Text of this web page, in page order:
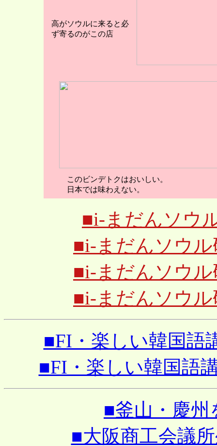
高がソウルに来ると必
ず寄るのがこの店
このビンデトクはおいしい。
日本では味わえない。
■i-まだんソウ
■i-まだんソウ
■i-まだんソウ
■i-まだんソウ
■FI・楽しい韓国語
■FI・楽しい韓国語
■釜山・慶州
■大阪商工会議